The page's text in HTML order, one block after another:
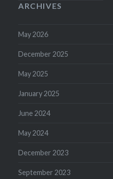
ARCHIVES
May 2026
December 2025
May 2025
January 2025
June 2024
May 2024
December 2023
September 2023